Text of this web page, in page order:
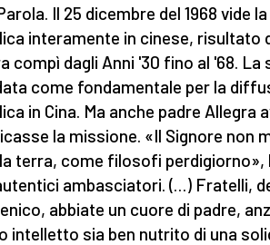
Il 25 dicembre del 1968 vide
interamente in cinese, risultato
compì dagli Anni '30 fino al '68. La
come fondamentale per la
in Cina. Ma anche padre Allegra
la missione. «Il Signore non
terra, come filosofi perdigiorno»,
ambasciatori. (…) Fratelli,
abbiate un cuore di padre,
intelletto sia ben nutrito di una